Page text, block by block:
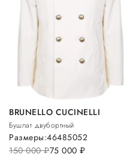
BRUNELLO CUCINELLI
Бушлат двубортный
150 000руб.75 000 руб.
Размеры:46485052